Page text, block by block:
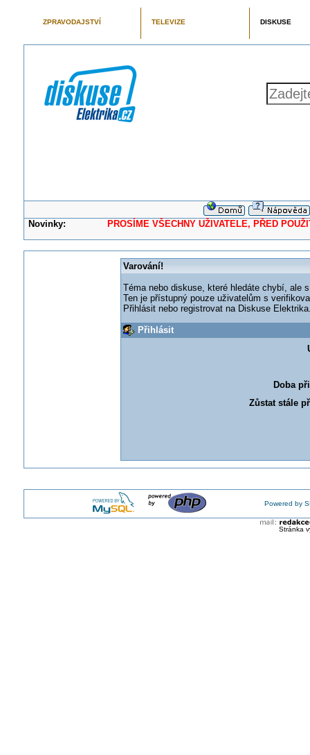
ZPRAVODAJSTVÍ TELEVIZE DISKUSE
Novinky: PROSÍME VŠECHNY UŽIVATELE, PŘED
Varování!
Téma nebo diskuse, které hledáte chybí, ale
Ten je přístupný pouze uživatelům s
Přihlásit nebo registrovat na Diskuse
Přihlásit
Doba
Zůstat stále
Powered by
Stránka